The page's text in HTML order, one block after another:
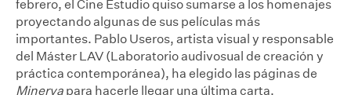
febrero, el Cine Estudio quiso sumarse a los homenajes
proyectando algunas de sus películas más
importantes. Pablo Useros, artista visual y responsable
del Máster LAV (Laboratorio audivosual de creación y
práctica contemporánea), ha elegido las páginas de
Minerva para hacerle llegar una última carta.